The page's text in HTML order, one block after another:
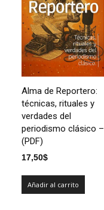
Alma de Reportero:
técnicas, rituales y
verdades del
periodismo clásico –
(PDF)
17,50$
Añadir al carrito